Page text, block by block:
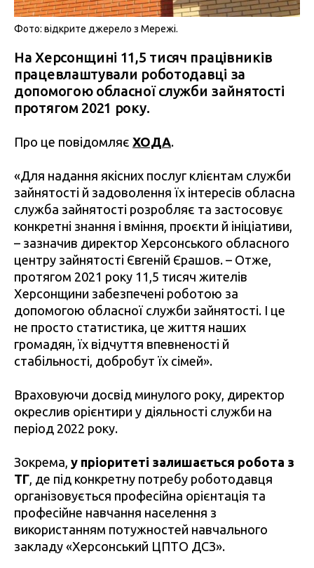
Фото: відкрите джерело з Мережі.
На Херсонщині 11,5 тисяч працівників
працевлаштували роботодавці за
допомогою обласної служби зайнятості
протягом 2021 року.
Про це повідомляє ХОДА.
«Для надання якісних послуг клієнтам служби
зайнятості й задоволення їх інтересів обласна
служба зайнятості розробляє та застосовує
конкретні знання і вміння, проєкти й ініціативи,
– зазначив директор Херсонського обласного
центру зайнятості Євгеній Єрашов. – Отже,
протягом 2021 року 11,5 тисяч жителів
Херсонщини забезпечені роботою за
допомогою обласної служби зайнятості. І це
не просто статистика, це життя наших
громадян, їх відчуття впевненості й
стабільності, добробут їх сімей».
Враховуючи досвід минулого року, директор
окреслив орієнтири у діяльності служби на
період 2022 року.
Зокрема, у пріоритеті залишається робота з
ТГ, де під конкретну потребу роботодавця
організовується професійна орієнтація та
професійне навчання населення з
використанням потужностей навчального
закладу «Херсонський ЦПТО ДСЗ».